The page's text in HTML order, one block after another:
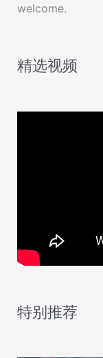
welcome.
精选视频
特别推荐